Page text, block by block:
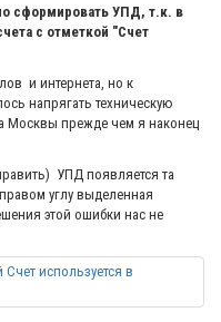
сформировать УПД, т.к. в
с отметкой "Счет
и интернета, но к
напрягать техническую
Москвы прежде чем я наконец
УПД появляется та
углу выделенная
этой ошибки нас не